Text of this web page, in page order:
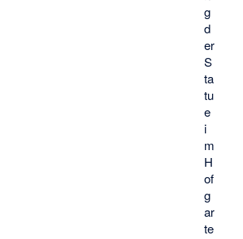
g
d
er
S
ta
tu
e
i
m
H
of
g
ar
te